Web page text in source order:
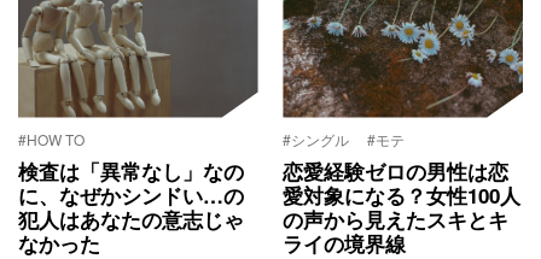
#HOW TO
検査は「異常なし」なの
に、なぜかシンドい…の
犯人はあなたの意志じゃ
なかった
#シングル #モテ
恋愛経験ゼロの男性は恋
愛対象になる？女性100人
の声から見えたスキとキ
ライの境界線